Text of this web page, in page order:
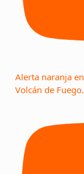
Alerta naranja
Volcán de Fuego.